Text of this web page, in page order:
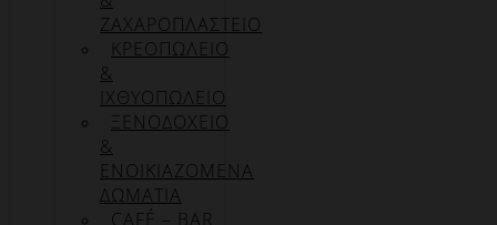
ΖΑΧΑΡΟΠΛΑΣΤΕΙΟ
ΚΡΕΟΠΩΛΕΙΟ
&
ΙΧΘΥΟΠΩΛΕΙΟ
ΞΕΝΟΔΟΧΕΙΟ
&
ΕΝΟΙΚΙΑΖΟΜΕΝΑ
ΔΩΜΑΤΙΑ
CAFÉ – BAR